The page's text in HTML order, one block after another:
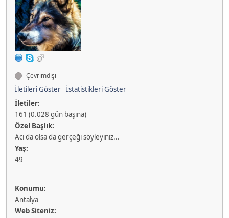
Çevrimdışı
İletileri Göster İstatistikleri Göster
İletiler:
161 (0.028 gün başına)
Özel Başlık:
Acı da olsa da gerçeği söyleyiniz...
Yaş:
49
Konumu:
Antalya
Web Siteniz: